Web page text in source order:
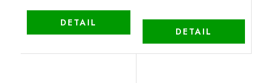
DETAIL
DETAIL